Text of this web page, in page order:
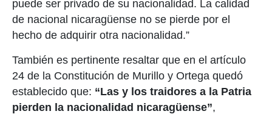
puede ser privado de su nacionalidad. La calidad
de nacional nicaragüense no se pierde por el
hecho de adquirir otra nacionalidad.”
También es pertinente resaltar que en el artículo
24 de la Constitución de Murillo y Ortega quedó
establecido que: “Las y los traidores a la Patria
pierden la nacionalidad nicaragüense”,